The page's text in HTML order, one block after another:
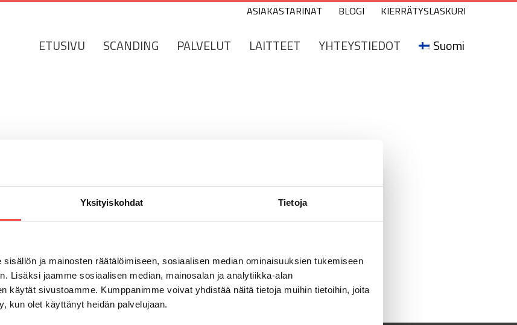
Yksityiskohdat Tietoja
ja mainosten räätälöimiseen, sosiaalisen median ominaisuuksien tukemiseen
Lisäksi jaamme sosiaalisen median, mainosalan ja analytiikka-alan
käytät sivustoamme. Kumppanimme voivat yhdistää näitä tietoja muihin tietoihin, joita
kun olet käyttänyt heidän palvelujaan.
ASIAKASTARINAT BLOGI KIERRÄTYSLASKURI
ETUSIVU SCANDING PALVELUT LAITTEET YHTEYSTIEDOT Suomi